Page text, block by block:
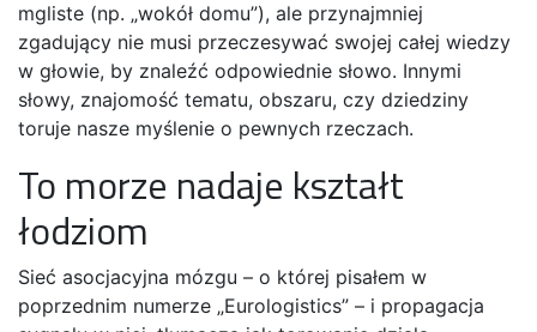
mgliste (np. „wokół domu”), ale przynajmniej
zgadujący nie musi przeczesywać swojej całej wiedzy
w głowie, by znaleźć odpowiednie słowo. Innymi
słowy, znajomość tematu, obszaru, czy dziedziny
toruje nasze myślenie o pewnych rzeczach.
To morze nadaje kształt
łodziom
Sieć asocjacyjna mózgu – o której pisałem w
poprzednim numerze „Eurologistics” – i propagacja